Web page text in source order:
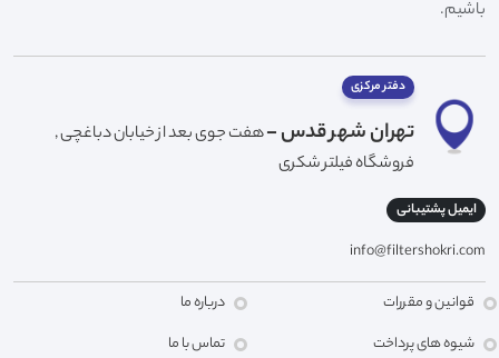
باشیم.
دفتر مرکزی
تهران شهر قدس -هفت جوی بعد از خیابان دباغچی ,
فروشگاه فیلتر شکری
ایمیل پشتیبانی
info@filtershokri.com
قوانین و مقررات
شیوه های پرداخت
درباره ما
تماس با ما